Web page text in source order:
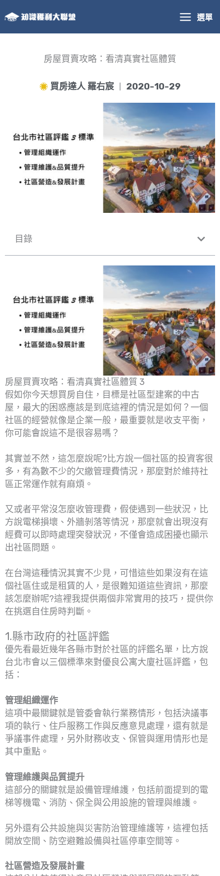
至
主
選單
房屋買賣攻略：看清真實社區體質
買房達人 羅右宸 2020-10-29
目錄
房屋買賣攻略：看清真實社區體質 3
假如你今天想買房自住，目標是社區型建案的中古
屋，最大的困惑應該是到底這裡的情況是如何？一個
社區的經營就像是企業一般，最重要就是收支平衡，
你可能會說這不是很容易嗎？
其實並不然，這怎麼說呢?比方說一個社區的投資客很
多，有為數不少的欠繳管理費情況，那麼對於維持社
區正常運作就有麻煩。
又或者平常沒怎麼收管理費，假使遇到一些狀況，比
方說電梯損壞、外牆剝落等情況，那麼就會出現沒有
經費可以即時處理突發狀況，不僅會造成困擾也顯示
出社區問題。
在台灣這種情況其實不少見，可惜這些如果沒有在這
個社區住或是租賃的人，是很難知道這些資訊，那麼
該怎麼辦呢?這裡我提供兩個非常實用的技巧，提供你
在挑選自住房時判斷。
1.縣市政府的社區評鑑
優先看最近幾年各縣市對於社區的評鑑名單，比方說
台北市會以三個標準來對優良公寓大廈社區評鑑，包
括：
管理組織運作
這項中最關鍵就是管委會執行業務情形，包括決議事
項的執行、住戶服務工作與反應意見處理，還有就是
爭議事件處理，另外財務收支、保管與運用情形也是
其中重點。
管理維護與品質提升
這部分的關鍵就是設備管理維護，包括前面提到的電
梯等機電、消防、保全與公用設施的管理與維護。
另外還有公共設施與災害防治管理維護等，這裡包括
開放空間、防空避難設備與社區停車空間等。
社區營造及發展計畫